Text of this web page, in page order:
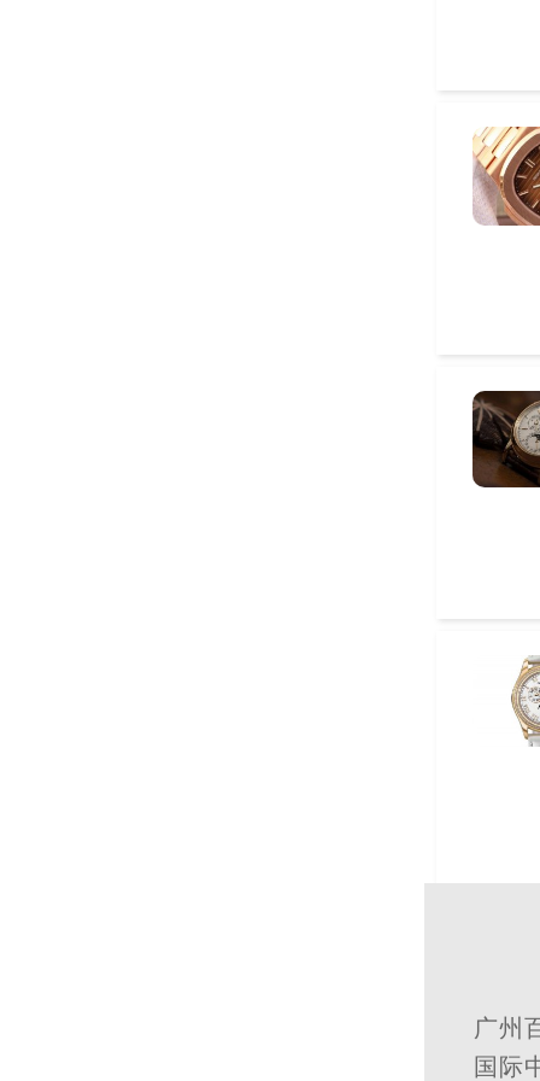
广州
国际